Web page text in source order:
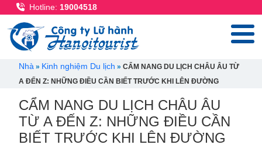
Hotline: 19004518
Breadcrumb
Nhà Kinh nghiệm Du lịch
CẨM NANG DU LỊCH CHÂU ÂU TỪ
A ĐẾN Z: NHỮNG ĐIỀU CẦN BIẾT TRƯỚC KHI LÊN ĐƯỜNG
CẨM NANG DU LỊCH CHÂU ÂU
TỪ A ĐẾN Z: NHỮNG ĐIỀU CẦN
BIẾT TRƯỚC KHI LÊN ĐƯỜNG